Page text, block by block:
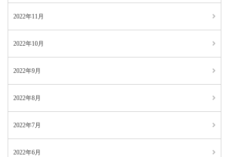
2022年11月
2022年10月
2022年9月
2022年8月
2022年7月
2022年6月